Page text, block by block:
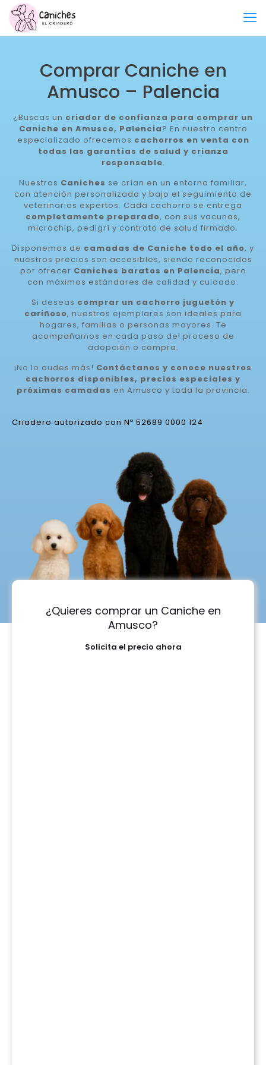
Comprar Caniche en
Amusco – Palencia
¿Buscas un criador de confianza para comprar un
Caniche en Amusco, Palencia? En nuestro centro
especializado ofrecemos cachorros en venta con
todas las garantías de salud y crianza
responsable.
Nuestros Caniches se crían en un entorno familiar,
con atención personalizada y bajo el seguimiento de
veterinarios expertos. Cada cachorro se entrega
completamente preparado, con sus vacunas,
microchip, pedigrí y contrato de salud firmado.
Disponemos de camadas de Caniche todo el año, y
nuestros precios son accesibles, siendo reconocidos
por ofrecer Caniches baratos en Palencia, pero
con máximos estándares de calidad y cuidado.
Si deseas comprar un cachorro juguetón y
cariñoso, nuestros ejemplares son ideales para
hogares, familias o personas mayores. Te
acompañamos en cada paso del proceso de
adopción o compra.
¡No lo dudes más! Contáctanos y conoce nuestros
cachorros disponibles, precios especiales y
próximas camadas en Amusco y toda la provincia.
Criadero autorizado con Nº 52689 0000 124
¿Quieres comprar un Caniche en
Amusco?
Solicita el precio ahora